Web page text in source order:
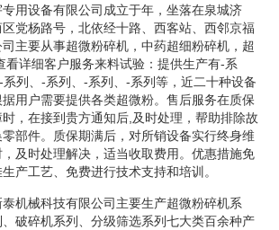
用设备有限公司成立于年，坐落在泉城济
党杨路号，北依经十路、西客站、西邻京福
主要从事超微粉碎机，中药超细粉碎机，超
看详细客户服务来料试验：提供生产有-系
列、-系列、-系列、-系列等，近二十种设备
用户需要提供各类超微粉。售后服务在质保
，在接到贵方通知后,及时处理，帮助排除故
部件。质保期满后，对所销设备实行终身维
及时处理解决，适当收取费用。优惠措施免
产工艺、免费进行技术支持和培训。
机械科技有限公司主要生产超微粉碎机系
破碎机系列、分级筛选系列七大类百余种产